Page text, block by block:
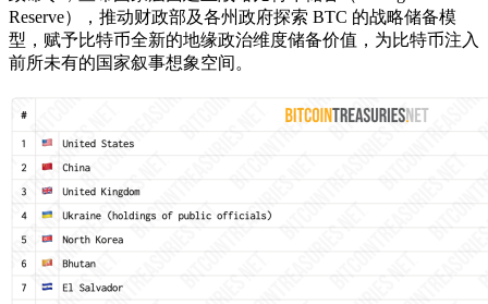
Reserve），推动财政部及各州政府探索 BTC 的战略储备模
型，赋予比特币全新的地缘政治维度储备价值，为比特币注入
前所未有的国家叙事想象空间。